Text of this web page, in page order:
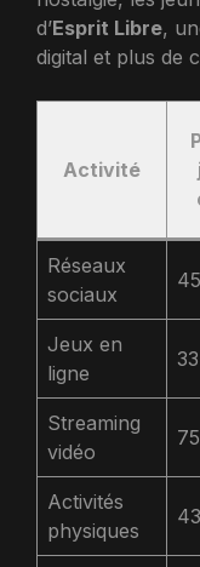
d’Esprit Libre,
digital et plus de
Activité
Réseaux
sociaux
Jeux en
ligne
Streaming
vidéo
Activités
physiques